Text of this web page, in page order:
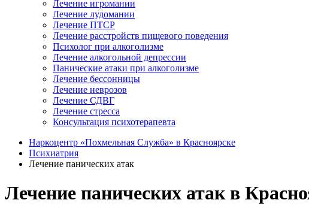
Лечение игромании
Лечение лудомании
Лечение ПТСР
Лечение расстройств пищевого поведения
Психолог при алкоголизме
Лечение алкогольной депрессии
Панические атаки при алкоголизме
Лечение бессонницы
Лечение неврозов
Лечение СДВГ
Лечение стресса
Консультация психотерапевта
Наркоцентр «Похмельная Служба» в Красноярске
Психиатрия
Лечение панических атак
Лечение панических атак в